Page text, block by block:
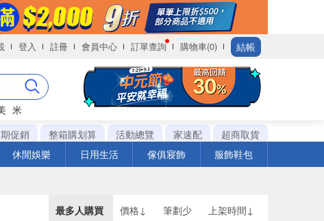
登入 註冊 會員中心 訂單查詢 購物車(0) 結帳
米
促銷 整箱購划算 活動總覽 家速配
超商取貨
休閒娛樂 日用生活 傢俱寢飾 服飾鞋包
最多人購買 價格↓ 筆劃少 上架時間↓